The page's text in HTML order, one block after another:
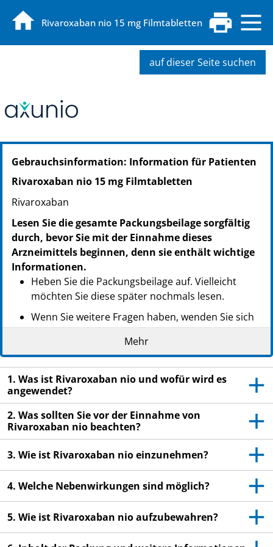
Rivaroxaban nio 15 mg Filmtabletten
auf dieser Seite suchen
PZN: 20165855
PPN: 112016585503
PZN: 20332448
PZN: 20165950
PPN: 112016595054
PZN: 20177166
PPN: 112017716681
PZN: 20165878
PPN: 112016587856
Gebrauchsinformation: Information für Patienten
Rivaroxaban nio 15 mg Filmtabletten
Rivaroxaban
Lesen Sie die gesamte Packungsbeilage sorgfältig
durch, bevor Sie mit der Einnahme dieses
Arzneimittels beginnen, denn sie enthält wichtige
Informationen.
Heben Sie die Packungsbeilage auf. Vielleicht
möchten Sie diese später nochmals lesen.
Wenn Sie weitere Fragen haben, wenden Sie sich
an Ihren Arzt oder Apotheker.
Dieses Arzneimittel wurde Ihnen persönlich
verschrieben. Geben Sie es nicht an Dritte weiter.
Es kann anderen Menschen schaden, auch wenn
diese die gleichen Beschwerden haben wie Sie.
Wenn Sie Nebenwirkungen bemerken, wenden Sie
sich an Ihren Arzt oder Apotheker. Dies gilt auch
Packungsbeilage angegeben sind. Siehe Abschnitt
Mehr
1. Was ist Rivaroxaban nio und wofür wird es
angewendet?
2. Was sollten Sie vor der Einnahme von
Rivaroxaban nio beachten?
3. Wie ist Rivaroxaban nio einzunehmen?
4. Welche Nebenwirkungen sind möglich?
5. Wie ist Rivaroxaban nio aufzubewahren?